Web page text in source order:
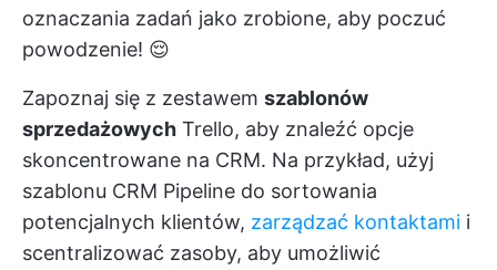
oznaczania zadań jako zrobione, aby poczuć
powodzenie! 😌
Zapoznaj się z zestawem szablonów
sprzedażowych Trello, aby znaleźć opcje
skoncentrowane na CRM. Na przykład, użyj
szablonu CRM Pipeline do sortowania
potencjalnych klientów, zarządzać kontaktami i
scentralizować zasoby, aby umożliwić